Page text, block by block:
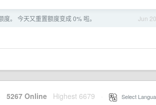
Jun 20
。 今天又重置额度变成 0% 啦。
5267 Online Highest 6679 Select